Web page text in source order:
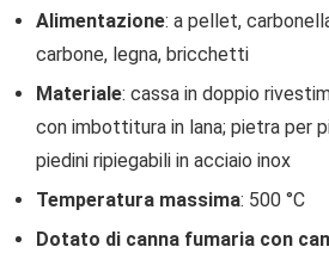
Alimentazione: a pellet,
carbone, legna, bricchetti
Materiale: cassa in doppio
con imbottitura in lana; pietra per
piedini ripiegabili in acciaio inox
Temperatura massima: 500 °C
Dotato di canna fumaria con